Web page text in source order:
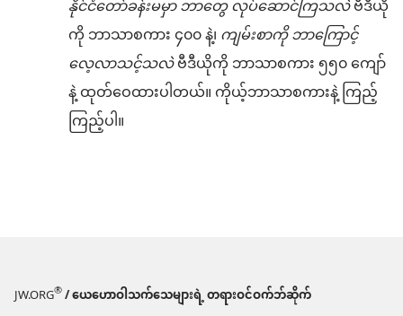
နိုင်ငံတော်ခန်းမမှာ ဘာတွေ လုပ်ဆောင်ကြသလဲဗီဒီယို
ကို ဘာသာစကား ၄၀၀ နဲ့၊ကျမ်းစာကို ဘာကြောင့်
လေ့လာသင့်သလဲဗီဒီယိုကို ဘာသာစကား ၅၅၀ ကျော်
နဲ့ ထုတ်ဝေထားပါတယ်။ ကိုယ့်ဘာသာစကားနဲ့ ကြည့်
ကြည့်ပါ။
JW.ORG®/ ယေဟောဝါသက်သေများရဲ့ တရားဝင်ဝက်ဘ်ဆိုက်